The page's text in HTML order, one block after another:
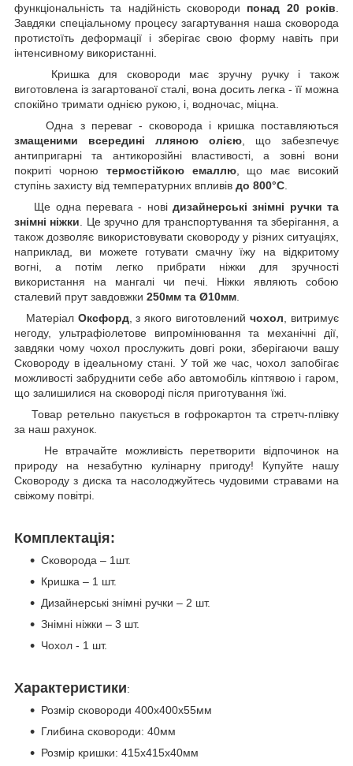
функціональність та надійність сковороди понад 20 років
Завдяки спеціальному процесу загартування наша сковорода
протистоїть деформації і зберігає свою форму навіть при
інтенсивному використанні.
Кришка для сковороди має зручну ручку і також
виготовлена із загартованої сталі, вона досить легка - її можна
спокійно тримати однією рукою, і, водночас, міцна.
Одна з переваг - сковорода і кришка поставляються
змащеними всередині лляною олією , що забезпечує
антипригарні та антикорозійні властивості, а зовні вони
покриті чорною термостійкою емаллю, що має високий
ступінь захисту від температурних впливів до 800°C
Ще одна перевага - нові дизайнерські знімні ручки та
знімні ніжки . Це зручно для транспортування та зберігання, а
також дозволяє використовувати сковороду у різних ситуаціях,
наприклад, ви можете готувати смачну їжу на відкритому
вогні, а потім легко прибрати ніжки для зручності
використання на мангалі чи печі. Ніжки являють собою
сталевий прут завдовжки 250мм та Ø10мм
Матеріал Оксфорд, з якого виготовленийчохол , витримує
негоду, ультрафіолетове випромінювання та механічні дії,
завдяки чому чохол прослужить довгі роки, зберігаючи вашу
Сковороду в ідеальному стані. У той же час, чохол запобігає
можливості забруднити себе або автомобіль кіптявою і гаром,
що залишилися на сковороді після приготування їжі.
Товар ретельно пакується в гофрокартон та стретч-плівку
за наш рахунок.
Не втрачайте можливість перетворити відпочинок на
природу на незабутню кулінарну пригоду! Купуйте нашу
Сковороду з диска та насолоджуйтесь чудовими стравами на
свіжому повітрі.
Комплектація:
Сковорода – 1шт.
Кришка – 1 шт.
Дизайнерські знімні ручки – 2 шт.
Знімні ніжки – 3 шт.
Чохол - 1 шт.
Характеристики:
Розмір сковороди 400х400х55мм
Глибина сковороди: 40мм
Розмір кришки: 415х415х40мм